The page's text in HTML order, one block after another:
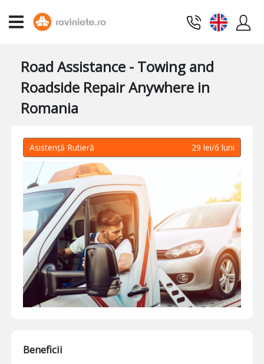
Road Assistance - Towing and
Roadside Repair Anywhere in
Romania
Asistență Rutieră 29 lei/6 luni
Beneficii